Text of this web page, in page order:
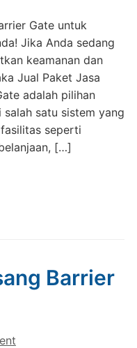
Gate untuk
Jika Anda sedang
keamanan dan
Jual Paket Jasa
adalah pilihan
satu sistem yang
seperti
[…]
Barrier